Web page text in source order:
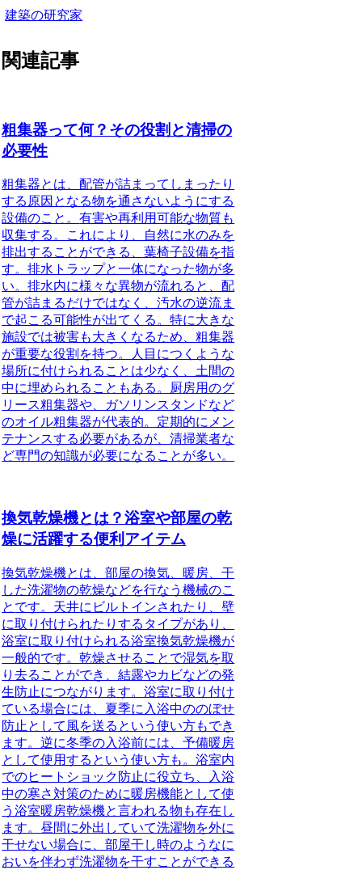
建築の研究家
関連記事
粗集器って何？その役割と清掃の
必要性
粗集器とは、配管が詰まってしまったり
する原因となる物を通さないようにする
設備のこと。有害や再利用可能な物質も
収集する。これにより、自然に水のみを
排出することができる、葉椅子設備を指
す。排水トラップと一体になった物が多
い。排水内に様々な異物が流れると、配
管が詰まるだけではなく、汚水の逆流ま
で起こる可能性が出てくる。特に大きな
施設では被害も大きくなるため、粗集器
が重要な役割を持つ。人目につくような
場所に付けられることは少なく、土間の
中に埋められることもある。厨房用のグ
リース粗集器や、ガソリンスタンドなど
のオイル粗集器が代表的。定期的にメン
テナンスする必要があるが、清掃業者な
ど専門の知識が必要になることが多い。
換気乾燥機とは？浴室や部屋の乾
燥に活躍する便利アイテム
換気乾燥機とは、部屋の換気、暖房、干
した洗濯物の乾燥などを行なう機械のこ
と です。天井にビルトインされたり、壁
に取り付けられたりするタイプがあり、
浴室に取り付けられる浴室換気乾燥機が
一般的です。乾燥させることで湿気を取
り去ることができ、結露やカビなどの発
生防止につながります。浴室に取り付け
ている場合には、夏季に入浴中ののぼせ
防止として風を送るという使い方もでき
ます。逆に冬季の入浴前には、予備暖房
として使用するという使い方も。浴室内
でのヒートショック防止に役立ち、入浴
中の寒さ対策のために暖房機能として使
う浴室暖房乾燥機と言われる物も存在し
ます。昼間に外出していて洗濯物を外に
干せない場合に、部屋干し時のようなに
おいを伴わず洗濯物を干すことができる